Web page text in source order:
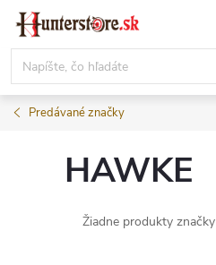
Prejsť
obsah
Predávané značky
HAWKE
Žiadne produkty značky